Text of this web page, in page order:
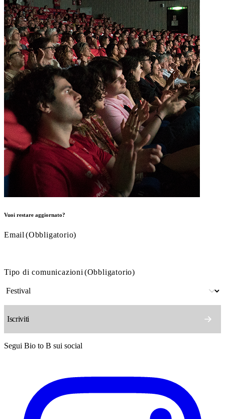
Vuoi restare aggiornato?
Email (Obbligatorio)
Tipo di comunicazioni (Obbligatorio)
Segui Bio to B sui social